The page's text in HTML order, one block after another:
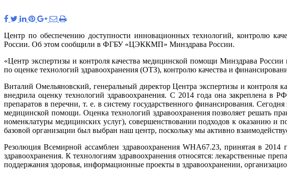
по
обеспечению
инновационных
технологий
странах
СНГ
Центр по обеспечению доступности инновационных технологий, контролю
России. Об этом сообщили в ФГБУ «ЦЭККМП» Минздрава России.
«Центр экспертизы и контроля качества медицинской помощи Минздрава
по оценке технологий здравоохранения (ОТЗ), контролю качества и
Виталий Омельяновский, генеральный директор Центра экспертизы и контроля
внедрила оценку технологий здравоохранения. С 2014 года она закреплена в
препаратов в перечни, т. е. в систему государственного финансирования.
медицинской помощи. Оценка технологий здравоохранения позволяет решать
номенклатуры медицинских услуг), совершенствовании подходов к оказанию
базовой организации был выбран наш центр, поскольку мы активно
Резолюция Всемирной ассамблеи здравоохранения WHA67.23, принятая в 2014
здравоохранения. К технологиям здравоохранения относятся: лекарственные
поддержания здоровья, информационные проекты в здравоохранении,